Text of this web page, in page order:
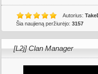
Autorius:
Šia naujieną peržiurėjo: 3157
[L2j] Clan Manager